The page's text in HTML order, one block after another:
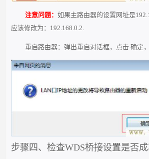
注意问题： 如果主路由器的设置网址是
应该修改为：192.168.0.2.
重启路由器：弹出重启对话框，点击 确定
步骤四、检查WDS桥接设置是否